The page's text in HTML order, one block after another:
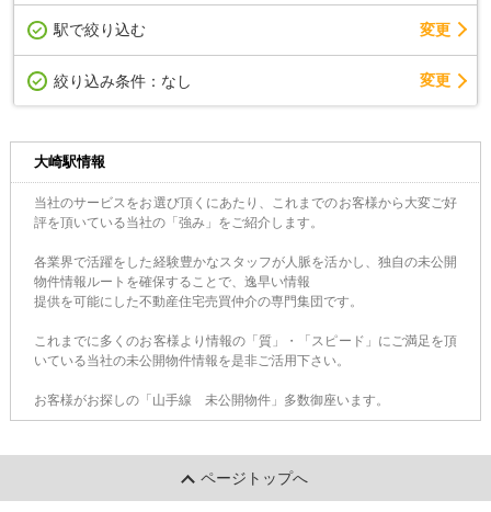
駅で絞り込む 変更
絞り込み条件： なし 変更
大崎駅情報
当社のサービスをお選び頂くにあたり、これまでのお客様から大変ご好
評を頂いている当社の「強み」をご紹介します。
各業界で活躍をした経験豊かなスタッフが人脈を活かし、独自の未公開
物件情報ルートを確保することで、逸早い情報
提供を可能にした不動産住宅売買仲介の専門集団です。
これまでに多くのお客様より情報の「質」・「スピード」にご満足を頂
いている当社の未公開物件情報を是非ご活用下さい。
お客様がお探しの「山手線 未公開物件」多数御座います。
ページトップへ